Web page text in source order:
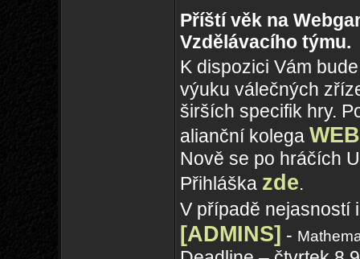
Příští věk na
Vzdělávacího týmu.
K dispozici Vám
výuku válečných
širších specifik hry.
alianční kolega
Nově se po hráčích
Přihláška zde.
V případě nejasností
[ADMINS] -